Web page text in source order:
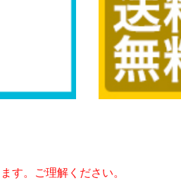
す。ご理解ください。